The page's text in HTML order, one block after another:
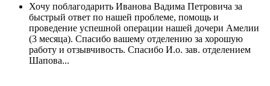
Хочу поблагодарить Иванова Вадима Петровича за
быстрый ответ по нашей проблеме, помощь и
проведение успешной операции нашей дочери Амелии
(3 месяца). Спасибо вашему отделению за хорошую
работу и отзывчивость. Спасибо И.о. зав. отделением
Шапова...